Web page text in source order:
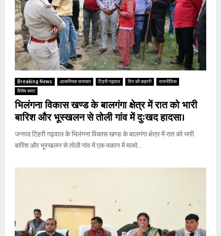
Breaking News आकस्मिक समाचार टिहरी गढ़वाल दिन की कहानी
राजनीतिक
विशेष कवर
भिलंगना विकास खण्ड के बालगंगा क्षेत्र में रात को भारी
बारिश और भूस्खलन से तोली गांव में दुःखद हादसा।
जनपद टिहरी गढ़वाल के भिलंगना विकास खण्ड के बालगंगा क्षेत्र में रात को भारी
बारिश और भूस्खलन से तोली गांव में एक मकान में मलवे...